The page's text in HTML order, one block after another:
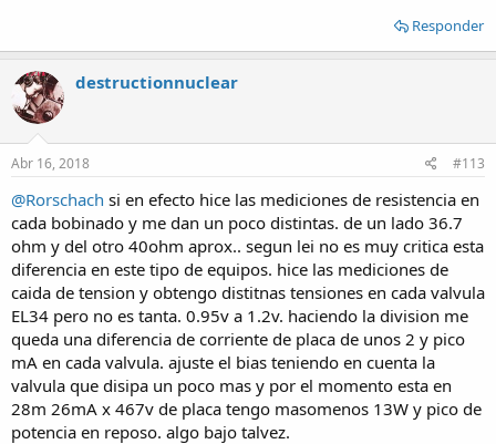
Responder
destructionnuclear
Abr 16, 2018 #113
@Rorschach si en efecto hice las mediciones de resistencia en
cada bobinado y me dan un poco distintas. de un lado 36.7
ohm y del otro 40ohm aprox.. segun lei no es muy critica esta
diferencia en este tipo de equipos. hice las mediciones de
caida de tension y obtengo distitnas tensiones en cada valvula
EL34 pero no es tanta. 0.95v a 1.2v. haciendo la division me
queda una diferencia de corriente de placa de unos 2 y pico
mA en cada valvula. ajuste el bias teniendo en cuenta la
valvula que disipa un poco mas y por el momento esta en
28m 26mA x 467v de placa tengo masomenos 13W y pico de
potencia en reposo. algo bajo talvez.